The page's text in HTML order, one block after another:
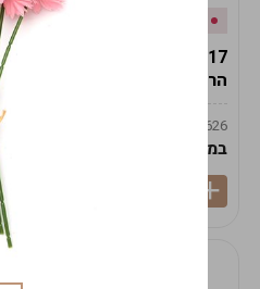
הרמס 19ס"מ -לבן נקי
9009492379626
במארז